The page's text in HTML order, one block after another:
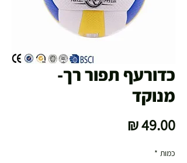
כדורעף תפור רך-
מנוקד
כמות *